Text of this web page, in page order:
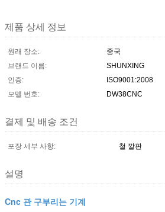
제품 상세 정보
원래 장소:
중국
브랜드 이름:
SHUNXING
인증:
ISO9001:2008
모델 번호:
DW38CNC
결제 및 배송 조건
포장 세부 사항: 철 깔판
설명
Cnc 관 구부리는 기계